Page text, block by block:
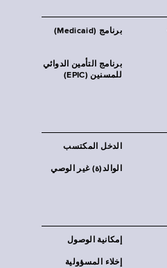
برنامج (Medicaid)
برنامج التأمين الدوائي
للمسنين (EPIC)
الدخل المكتسب
الوالد(ة) غير الوصي
إمكانية الوصول
إخلاء المسؤولية